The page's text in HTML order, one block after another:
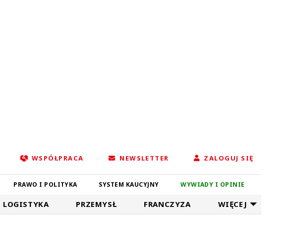
WSPÓŁPRACA NEWSLETTER ZALOGUJ SIĘ
PRAWO I POLITYKA SYSTEM KAUCYJNY WYWIADY I OPINIE
LOGISTYKA PRZEMYSŁ FRANCZYZA WIĘCEJ